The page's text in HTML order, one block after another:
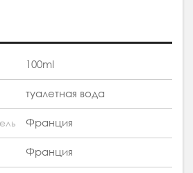
100ml
туалетная вода
Франция
Франция